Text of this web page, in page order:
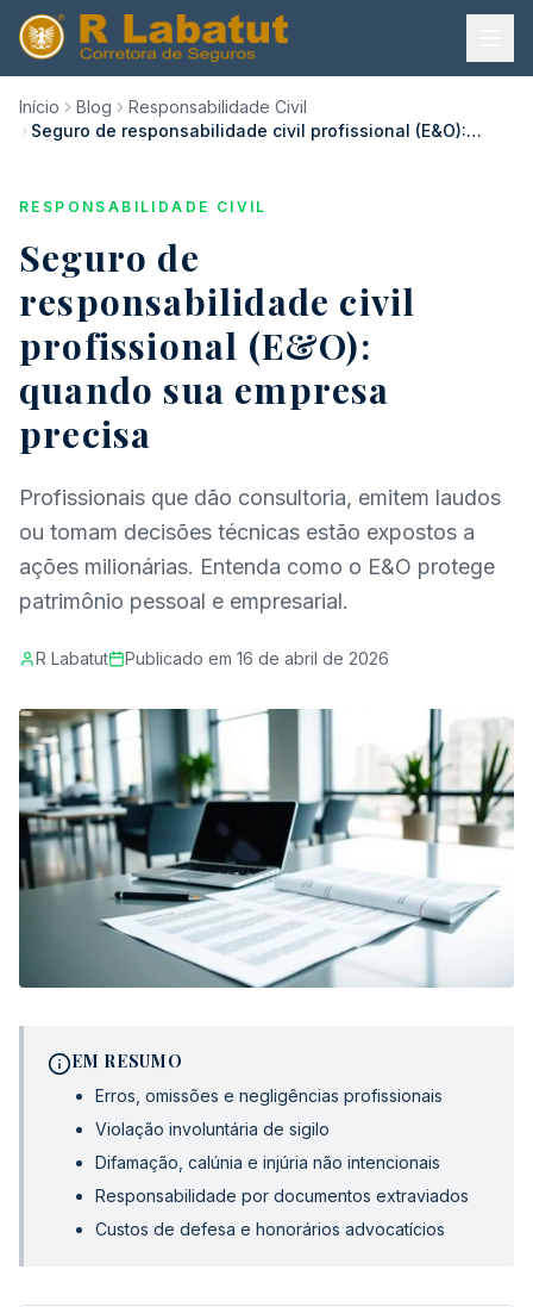
Início Blog
Responsabilidade Civil
Seguro de responsabilidade civil profissional (E&O):
RESPONSABILIDADE CIVIL
Seguro de
responsabilidade civil
profissional (E&O):
quando sua empresa
precisa
Profissionais que dão consultoria, emitem laudos
ou tomam decisões técnicas estão expostos a
ações milionárias. Entenda como o E&O protege
patrimônio pessoal e empresarial.
R Labatut Publicado em 16 de abril de 2026
EM RESUMO
Erros, omissões e negligências profissionais
Violação involuntária de sigilo
Difamação, calúnia e injúria não intencionais
Responsabilidade por documentos extraviados
Custos de defesa e honorários advocatícios